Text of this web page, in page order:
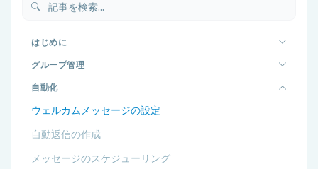
はじめに
グループ管理
自動化
ウェルカムメッセージの設定
自動返信の作成
メッセージのスケジューリング